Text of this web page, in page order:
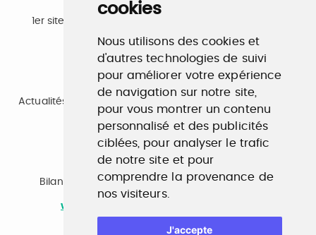
cookies
Nous utilisons des cookies et
d'autres technologies de suivi
pour améliorer votre expérience
de navigation sur notre site,
pour vous montrer un contenu
personnalisé et des publicités
ciblées, pour analyser le trafic
de notre site et pour
comprendre la provenance de
nos visiteurs.
J'accepte
Emploi
1er site emploi du secteur culturel 784.000 visites et
www.profilculture.com
Formation
Actualités, guide et annuaire des formations aux métiers
de la culture.
www.profilculture-formation.com
Accompagnement professionnel
Bilan de compétences, coaching, techniques de
recherche d'emploi, entretien conseil.
www.profilculture-competences.com